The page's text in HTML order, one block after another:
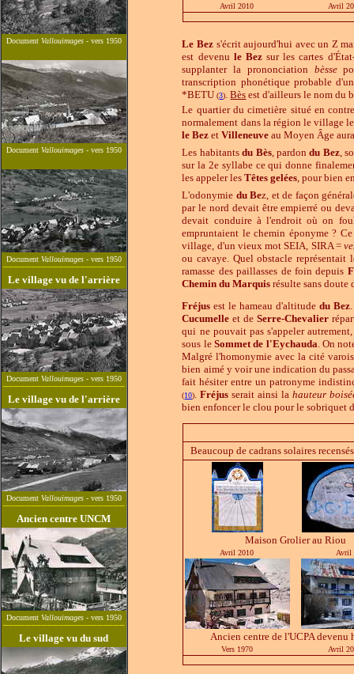
Document Vallouimages - vers 1950
Document Vallouimages - vers 1950
Document Vallouimages - vers 1950
______________________
Le village vu de l'arrière
Document Vallouimages - vers 1950
______________________
Le village vu de l'arrière
Document Vallouimages - vers 1950
______________________
Ancien centre UNCM
Document Vallouimages - vers 1950
______________________
Le village vu du sud
Avril2010 Avril
Le Bez s'écrit aujourd'hui avec un Z
est devenu le Bezsur les cartes
supplanter la prononciation bèsse
transcription phonétique probable
*BETU(3).Bès est d'ailleurs le nom du
Le quartier du cimetière situé en
normalement dans la région le village
le Bez etVilleneuve au Moyen Âge
Les habitantsdu Bès, pardondu Bez,
sur la 2e syllabe ce qui donne
les appeler lesTêtes gelées, pour bien
L'odonymie du Bez, et de façon
par le nord devait être empierré ou
devait conduire à l'endroit où on
empruntaient le chemin éponyme ?
village, d'un vieux mot SEIA, SIRA =
ou cavaye. Quel obstacle représentait
ramasse des paillasses de foin depuis
Chemin du Marquis résulte sans doute
Fréjus est le hameau d'altitudedu Bez
Cucumelle et deSerre-Chevalier
qui ne pouvait pas s'appeler
sous leSommet de l'Eychauda. On
Malgré l'homonymie avec la cité
bien aimé y voir une indication du
fait hésiter entre un patronyme
(10).Fréjus serait ainsi la hauteur
bien enfoncer le clou pour le sobriquet
Beaucoup de cadrans solaires
Maison Grolier au Riou
Avril2010 Avril
Ancien centre de l'UCPA devenu
Vers 1970 Avril